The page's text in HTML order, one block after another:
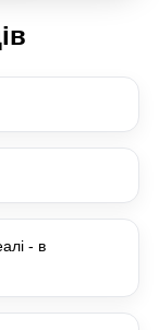
- в